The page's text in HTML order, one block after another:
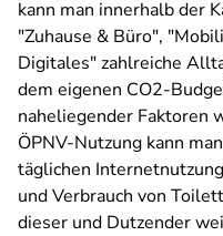
kann man innerhalb der
"Zuhause & Büro",
Digitales" zahlreiche
dem eigenen CO2-
naheliegender Faktoren
ÖPNV-Nutzung kann
täglichen
und Verbrauch von
dieser und Dutzender